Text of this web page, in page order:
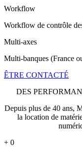
Workflow
Workflow de contrôle
Multi-axes
Multi-banques (France
ÊTRE CONTACTÉ
DES
Depuis plus de 40 ans,
la location de
+ 0